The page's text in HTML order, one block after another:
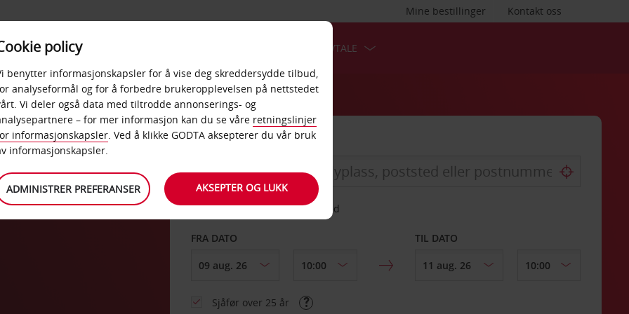
Kontakt oss
Mine bestillinger
PRODUKTER BEDRIFTSAVTALE
HENT FRA
Velg et annet leveringssted
FRA DATO TIL DATO
Sjåfør over 25 år
policy
benytter informasjonskapsler for å vise deg skreddersydde tilbud,
analyseformål og for å forbedre brukeropplevelsen på nettstedet
Vi deler også data med tiltrodde annonserings- og
– for mer informasjon kan du se våre retningslinjer
informasjonskapsler. Ved å klikke GODTA aksepterer du vår bruk
informasjonskapsler.
ADMINISTRER PREFERANSER AKSEPTER OG LUKK